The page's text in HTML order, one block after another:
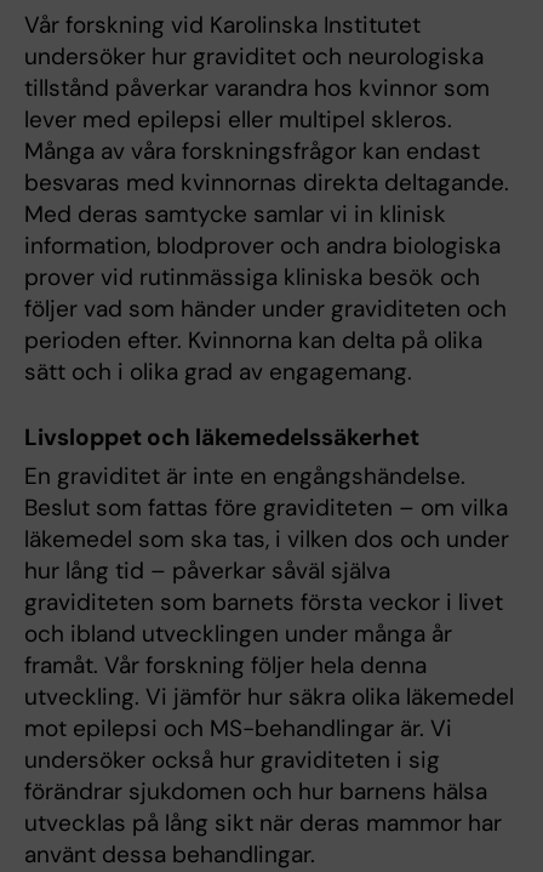
Vår forskning vid Karolinska Institutet
undersöker hur graviditet och neurologiska
tillstånd påverkar varandra hos kvinnor som
lever med epilepsi eller multipel skleros.
Många av våra forskningsfrågor kan endast
besvaras med kvinnornas direkta deltagande.
Med deras samtycke samlar vi in klinisk
information, blodprover och andra biologiska
prover vid rutinmässiga kliniska besök och
följer vad som händer under graviditeten och
perioden efter. Kvinnorna kan delta på olika
sätt och i olika grad av engagemang.
Livsloppet och läkemedelssäkerhet
En graviditet är inte en engångshändelse.
Beslut som fattas före graviditeten – om vilka
läkemedel som ska tas, i vilken dos och under
hur lång tid – påverkar såväl själva
graviditeten som barnets första veckor i livet
och ibland utvecklingen under många år
framåt. Vår forskning följer hela denna
utveckling. Vi jämför hur säkra olika läkemedel
mot epilepsi och MS-behandlingar är. Vi
undersöker också hur graviditeten i sig
förändrar sjukdomen och hur barnens hälsa
utvecklas på lång sikt när deras mammor har
använt dessa behandlingar.